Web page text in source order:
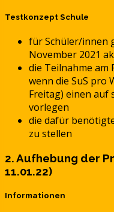
Testkonzept Schule
für Schüler/innen
November 2021
die Teilnahme am
wenn die SuS pro
Freitag) einen auf
vorlegen
die dafür
zu stellen
2. Aufhebung der
11.01.22)
Informationen